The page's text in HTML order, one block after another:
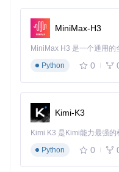
MiniMax-H3
Python
0
Kimi-K3
Python
0